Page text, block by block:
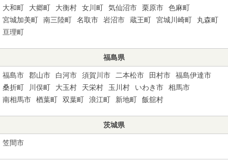
大和町
大郷町 大衡村 女川町 気仙沼市 栗原市
色麻町
宮城加美町
南三陸町 名取市 岩沼市 蔵王町 宮城川崎町
丸森町
亘理町
福島県
福島市 郡山市 白河市 須賀川市 二本松市 田村市
福島伊達市
桑折町
川俣町 大玉村 天栄村 玉川村 いわき市
相馬市
南相馬市
楢葉町 双葉町 浪江町 新地町 飯舘村
茨城県
笠間市